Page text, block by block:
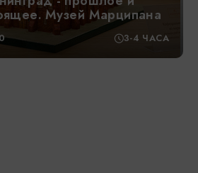
Музей Марципана
3-4 ЧАСА